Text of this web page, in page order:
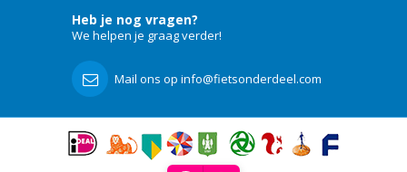
Heb je nog vragen?
We helpen je graag verder!
Mail ons op info@fietsonderdeel.com